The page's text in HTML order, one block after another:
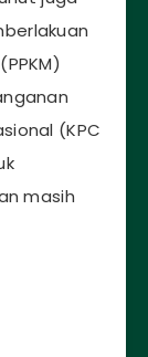
(KPC
masih